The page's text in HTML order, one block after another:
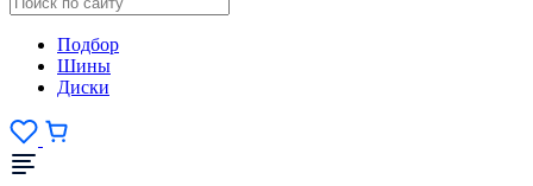
Подбор
Шины
Диски